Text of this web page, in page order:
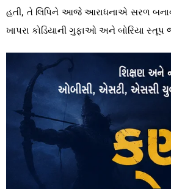
હતી, તે લિપિને આજે આરાધનાએ સરળ
ખાપરા કોડિયાની ગુફાઓ અને બોરિયા